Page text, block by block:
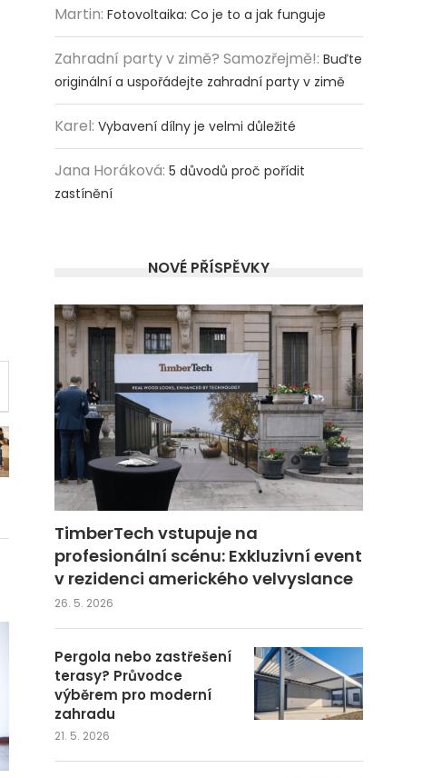
Martin: Fotovoltaika: Co je to a jak funguje
Zahradní party v zimě? Samozřejmě!: Buďte
originální a uspořádejte zahradní party v zimě
Karel: Vybavení dílny je velmi důležité
Jana Horáková: 5 důvodů proč pořídit
zastínění
NOVÉ PŘÍSPĚVKY
TimberTech vstupuje na
profesionální scénu: Exkluzivní event
v rezidenci amerického velvyslance
26. 5. 2026
Pergola nebo zastřešení
terasy? Průvodce
výběrem pro moderní
zahradu
21. 5. 2026